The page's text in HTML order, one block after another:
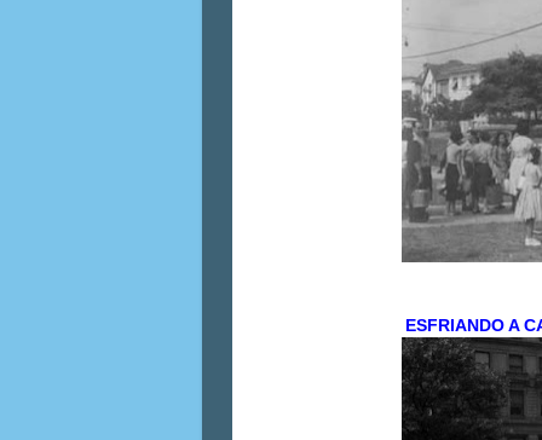
ESFRIANDO A